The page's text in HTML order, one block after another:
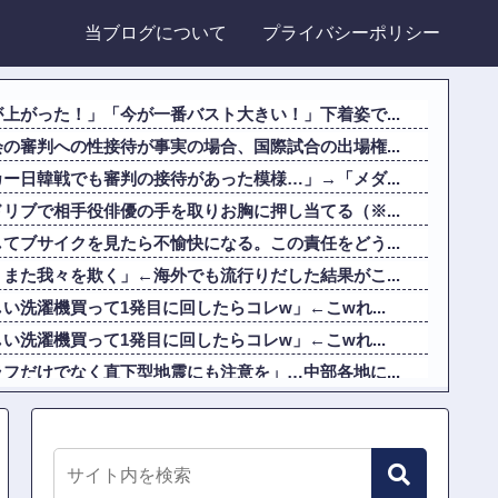
当ブログについて プライバシーポリシー
がった！」「今が一番バスト大きい！」下着姿で...
審判への性接待が事実の場合、国際試合の出場権...
ー日韓戦でも審判の接待があった模様…」→「メダ...
リブで相手役俳優の手を取りお胸に押し当てる（※...
ブサイクを見たら不愉快になる。この責任をどう...
また我々を欺く」←海外でも流行りだした結果がこ...
い洗濯機買って1発目に回したらコレw」←こwれ...
い洗濯機買って1発目に回したらコレw」←こwれ...
フだけでなく直下型地震にも注意を」…中部各地に...
からリアガラスが飛んでくる事故(ﾟoﾟ)
けど世界のみんなは先祖に偉人っている？」